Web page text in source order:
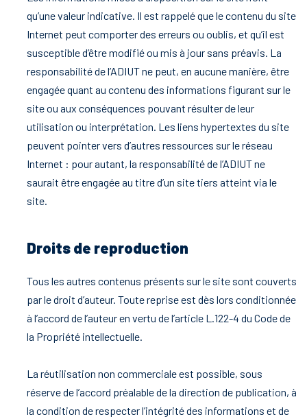
qu’une valeur indicative. Il est rappelé que le contenu du site
Internet peut comporter des erreurs ou oublis, et qu’il est
susceptible d’être modifié ou mis à jour sans préavis. La
responsabilité de l’ADIUT ne peut, en aucune manière, être
engagée quant au contenu des informations figurant sur le
site ou aux conséquences pouvant résulter de leur
utilisation ou interprétation. Les liens hypertextes du site
peuvent pointer vers d’autres ressources sur le réseau
Internet : pour autant, la responsabilité de l’ADIUT ne
saurait être engagée au titre d’un site tiers atteint via le
site.
Droits de reproduction
Tous les autres contenus présents sur le site sont couverts
par le droit d’auteur. Toute reprise est dès lors conditionnée
à l’accord de l’auteur en vertu de l’article L.122-4 du Code de
la Propriété intellectuelle.
La réutilisation non commerciale est possible, sous
réserve de l’accord préalable de la direction de publication, à
la condition de respecter l’intégrité des informations et de